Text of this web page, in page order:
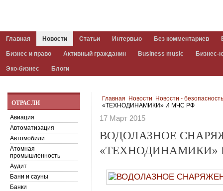
Главная Новости Статьи Интервью Без комментариев
Бизнес и право Активный гражданин Business music Бизнес-
Эко-бизнес Блоги
Главная Новости
Новости -
«ТЕХНОДИНАМИКИ» И МЧС РФ
17 Март 2015
ВОДОЛАЗНОЕ
«ТЕХНОДИНАМИКИ»
ОТРАСЛИ
Авиация
Автоматизация
Автомобили
Атомная
промышленность
Аудит
Бани и сауны
Банки